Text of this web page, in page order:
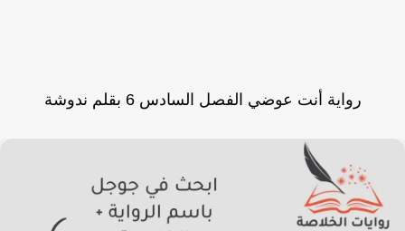
رواية أنت عوضي الفصل السادس 6 بقلم ندوشة